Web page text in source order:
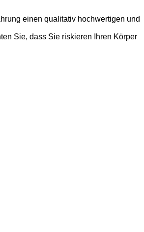
einen qualitativ hochwertigen und
Sie, dass Sie riskieren Ihren Körper